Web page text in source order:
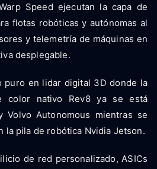
Speed ejecutan la capa de
flotas robóticas y autónomas al
y telemetría de máquinas en
desplegable.
en lidar digital 3D donde la
color nativo Rev8 ya se está
Volvo Autonomous mientras se
la pila de robótica Nvidia Jetson.
de red personalizado, ASICs